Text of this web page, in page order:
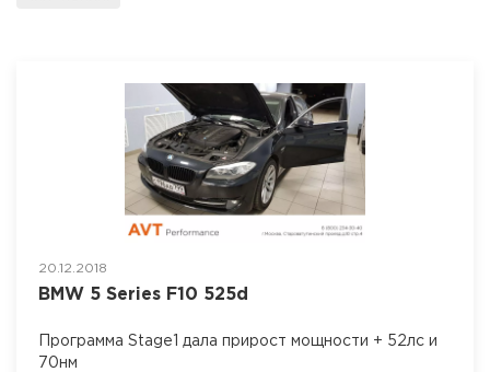
20.12.2018
BMW 5 Series F10 525d
Программа Stage1 дала прирост мощности + 52лс и
70нм